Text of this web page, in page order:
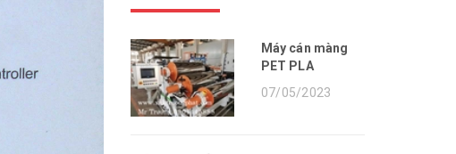
Máy cán màng
PET PLA
07/05/2023